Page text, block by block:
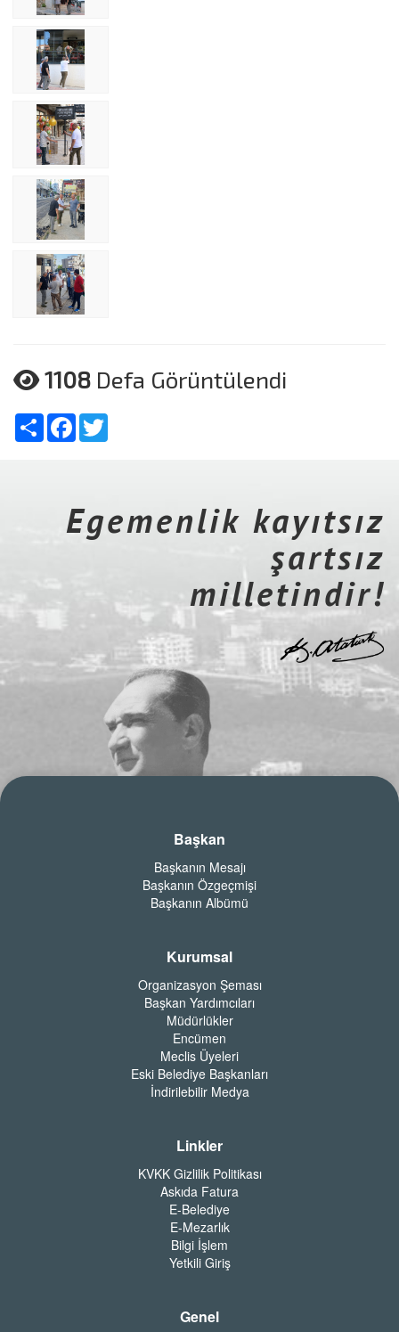
1108 Defa Görüntülendi
Share Facebook
Egemenlik kayıtsız
şartsız
milletindir!
Başkan
Başkanın Mesajı
Başkanın Özgeçmişi
Başkanın Albümü
Kurumsal
Organizasyon Şeması
Başkan Yardımcıları
Müdürlükler
Encümen
Meclis Üyeleri
Eski Belediye Başkanları
İndirilebilir Medya
Linkler
KVKK Gizlilik Politikası
Askıda Fatura
E-Belediye
E-Mezarlık
Bilgi İşlem
Yetkili Giriş
Genel